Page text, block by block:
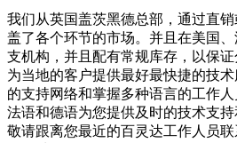
我们从英国盖茨黑德总部，通过直
盖了各个环节的市场。并且在美国
支机构，并且配有常规库存，以保
为当地的客户提供最好最快捷的技
的支持网络和掌握多种语言的工作人
法语和德语为您提供及时的技术支持
敬请跟离您最近的百灵达工作人员